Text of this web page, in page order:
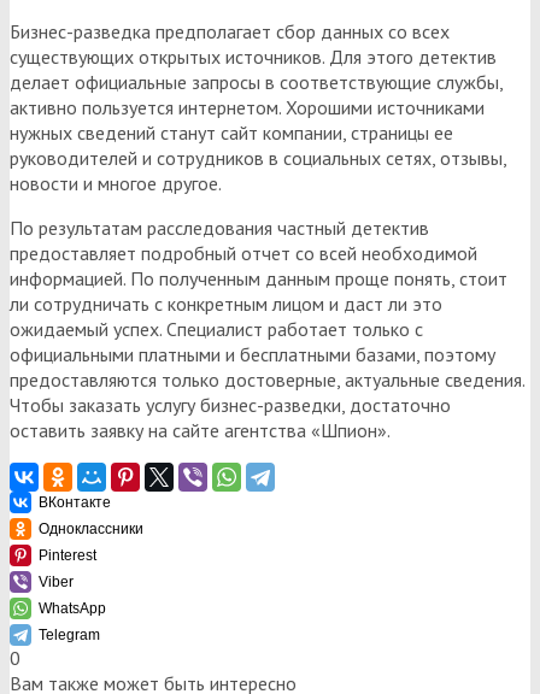
Бизнес-разведка предполагает сбор данных со всех
существующих открытых источников. Для этого детектив
делает официальные запросы в соответствующие службы,
активно пользуется интернетом. Хорошими источниками
нужных сведений станут сайт компании, страницы ее
руководителей и сотрудников в социальных сетях, отзывы,
новости и многое другое.
По результатам расследования частный детектив
предоставляет подробный отчет со всей необходимой
информацией. По полученным данным проще понять, стоит
ли сотрудничать с конкретным лицом и даст ли это
ожидаемый успех. Специалист работает только с
официальными платными и бесплатными базами, поэтому
предоставляются только достоверные, актуальные сведения.
Чтобы заказать услугу бизнес-разведки, достаточно
оставить заявку на сайте агентства «Шпион».
ВКонтакте
Одноклассники
Pinterest
Viber
WhatsApp
Telegram
0
Вам также может быть интересно